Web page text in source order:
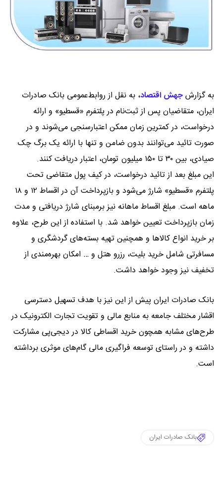
به گزارشجهش اقتصاد، به نقل از روابط‌عمومی بانک صادرات
ایران، متقاضیان پس از ثبت‌نام در پلتفرم «قسطیو» و ارائه
درخواست، در کمترین زمان ممکن اعتبارسنجی می‌شوند و در
صورت تائید می‌توانند بدون ضامن و تنها با ارائه یک برگ چک
صیادی، بین ۳۰ تا ۱۵۰ میلیون تومان، اعتبار دریافت کنند.
این مبلغ بعد از تائید درخواست، در کیف پول متقاضی تحت
پلتفرم «قسطیو» شارژ می‌شود و بازپرداخت آن در اقساط ۱۲ و ۱۸
ماهه است. مبلغ اقساط ماهانه نیز برمبنای شارژ دریافتی و مدت
زمان بازپرداخت تعیین خواهد شد. با استفاده از این طرح، علاوه
بر خرید انواع کالاها و همچنین تهیه بسته‌های گردشگری و
مسافرتی شامل خرید بلیت، رزرو هتل و … امکان بهره‌مندی از
تخفیف نیز وجود خواهد داشت.
بانک صادرات ایران پیش از این نیز با هدف تسهیل دسترسی
اقشار مختلف جامعه به منابع مالی و تقویت تجارت الکترونیک در
طرح‌های مشابه همچون خرید اقساطی کالا در دیجی‌پی مشارکت
داشته و در راستای توسعه فراگیری مالی گام‌های موثری برداشته
است.
بانک صادرات ایران